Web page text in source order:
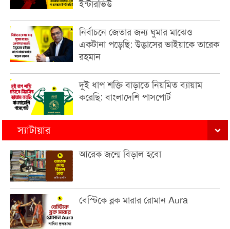
ইন্টারভিউ
নির্বাচনে জেতার জন্য ঘুমার মাঝেও
একটানা পড়েছি: উদ্ভাসের ভাইয়াকে তারেক
রহমান
দুই ধাপ শক্তি বাড়াতে নিয়মিত ব্যায়াম
করেছি: বাংলাদেশি পাসপোর্ট
স্যাটায়ার
আরেক জন্মে বিড়াল হবো
বেস্টিকে ব্লক মারার রোমান Aura